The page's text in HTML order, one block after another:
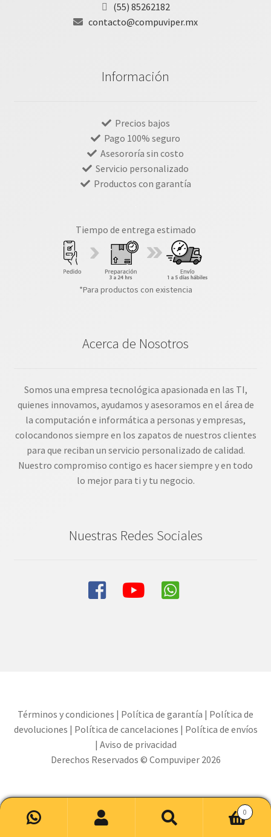
(55) 85262182
contacto@compuviper.mx
Información
Precios bajos
Pago 100% seguro
Asesororía sin costo
Servicio personalizado
Productos con garantía
Tiempo de entrega estimado
*Para productos con existencia
Acerca de Nosotros
Somos una empresa tecnológica apasionada en las TI,
quienes innovamos, ayudamos y asesoramos en el área de
la computación e informática a personas y empresas,
colocandonos siempre en los zapatos de nuestros clientes
para que reciban un servicio personalizado de calidad.
Nuestro compromiso contigo es hacer siempre y en todo
lo mejor para ti y tu negocio.
Nuestras Redes Sociales
Buscar
Buscar
0
Términos y condiciones | Política de garantía | Política de
devoluciones | Política de cancelaciones | Política de envíos
| Aviso de privacidad
Derechos Reservados © Compuviper 2026